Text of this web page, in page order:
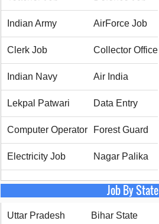
Indian Army AirForce Job
Clerk Job Collector Office
Indian Navy Air India
Lekpal Patwari Data Entry
Computer Operator Forest Guard
Electricity Job Nagar Palika
Job By State
Uttar Pradesh Bihar State